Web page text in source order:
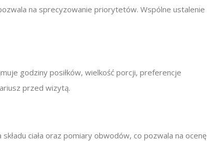
na sprecyzowanie priorytetów. Wspólne ustalenie
godziny posiłków, wielkość porcji, preferencje
przed wizytą.
ciała oraz pomiary obwodów, co pozwala na ocenę